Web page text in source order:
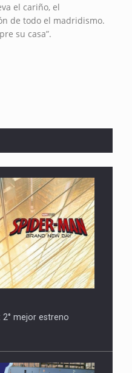
el cariño, el
de todo el madridismo.
su casa”.
2° mejor estreno